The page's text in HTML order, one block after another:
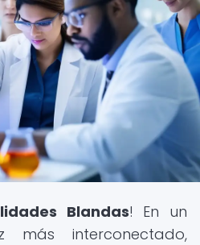
Blandas! En un
interconectado,